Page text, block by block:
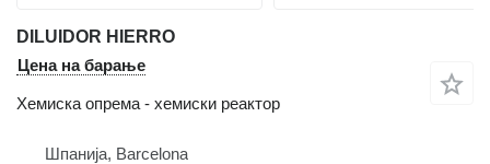
DILUIDOR HIERRO
Цена на барање
Хемиска опрема - хемиски реактор
Шпанија, Barcelona